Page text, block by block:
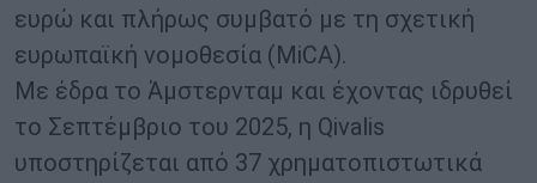
ευρώ και πλήρως συμβατό με τη σχετική
ευρωπαϊκή νομοθεσία (MiCA).
Με έδρα το Άμστερνταμ και έχοντας ιδρυθεί
το Σεπτέμβριο του 2025, η Qivalis
υποστηρίζεται από 37 χρηματοπιστωτικά